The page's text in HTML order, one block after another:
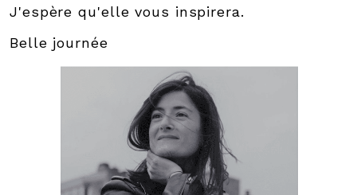
J'espère qu'elle vous inspirera.
Belle journée